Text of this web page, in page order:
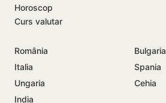
Horoscop
Curs valutar
România
Bulgaria
Italia
Spania
Ungaria
Cehia
India